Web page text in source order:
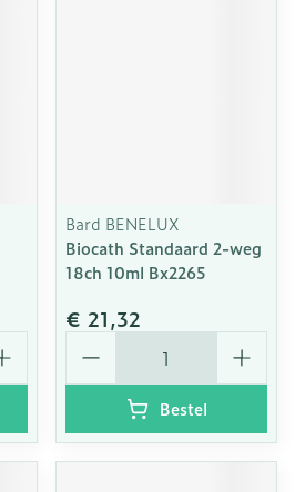
Bard BENELUX
Biocath Standaard 2-weg
18ch 10ml Bx2265
€ 21,32
Aantal
Bestel